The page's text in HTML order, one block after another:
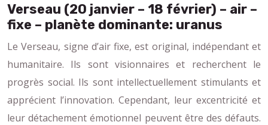
Verseau (20 janvier – 18 février) – air –
fixe – planète dominante: uranus
Le Verseau, signe d’air fixe, est original, indépendant et
humanitaire. Ils sont visionnaires et recherchent le
progrès social. Ils sont intellectuellement stimulants et
apprécient l’innovation. Cependant, leur excentricité et
leur détachement émotionnel peuvent être des défauts.